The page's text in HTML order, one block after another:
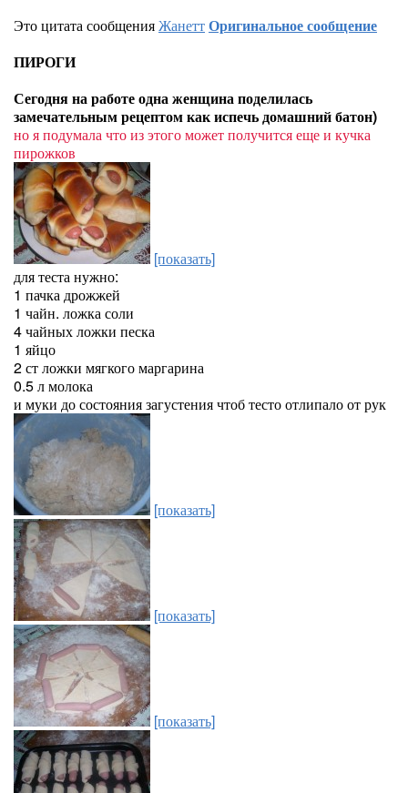
Это цитата сообщенияЖанеттОригинальное сообщение
ПИРОГИ
Сегодня на работе одна женщина поделилась
замечательным рецептом как испечь домашний батон)
но я подумала что из этого может получится еще и кучка
пирожков
[показать]
для теста нужно:
1 пачка дрожжей
1 чайн. ложка соли
4 чайных ложки песка
1 яйцо
2 ст ложки мягкого маргарина
0.5 л молока
и муки до состояния загустения чтоб тесто отлипало от рук
[показать]
[показать]
[показать]